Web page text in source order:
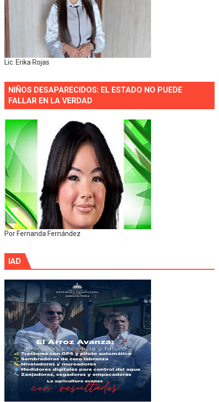
Lic. Erika Rojas
NIÑOS DESAPARECIDOS: EL ESTADO NO PUEDE
FALLAR EN LA VERDAD
Por Fernanda Fernández
IAD